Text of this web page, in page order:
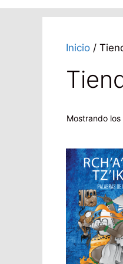
Inicio /
Mostrando